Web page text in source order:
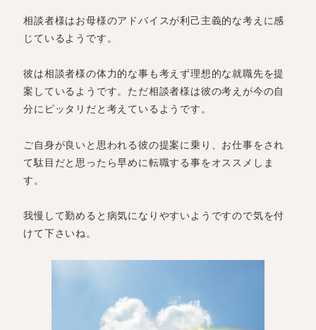
相談者様はお母様のアドバイスが利己主義的な考えに感
じているようです。
彼は相談者様の体力的な事も考えず理想的な就職先を提
案しているようです。ただ相談者様は彼の考えが今の自
分にピッタリだと考えているようです。
ご自身が良いと思われる彼の提案に乗り、お仕事をされ
て駄目だと思ったら早めに転職する事をオススメしま
す。
我慢して勤めると病気になりやすいようですので気を付
けて下さいね。